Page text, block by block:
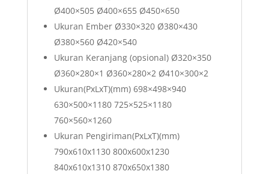
Ø400×505 Ø400×655 Ø450×650
Ukuran Ember Ø330×320 Ø380×430
Ø380×560 Ø420×540
Ukuran Keranjang (opsional) Ø320×350
Ø360×280×1 Ø360×280×2 Ø410×300×2
Ukuran(PxLxT)(mm) 698×498×940
630×500×1180 725×525×1180
760×560×1260
Ukuran Pengiriman(PxLxT)(mm)
790x610x1130 800x600x1230
840x610x1310 870x650x1380